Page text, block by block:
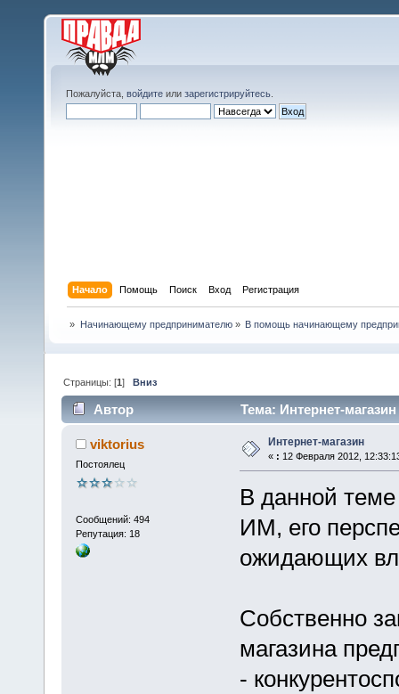
Пожалуйста, войдите или зарегистрируйтесь
Начало Помощь Поиск Вход Регистрация
» Начинающему предпринимателю» В помощь начинающему
Страницы: [1]Вниз
Автор Тема: Интернет-
viktorius
Постоялец
Сообщений: 494
Репутация: 18
Интернет-магазин
« : 12 Февраля 2012,
В данной
ИМ, его
ожидающих
Собственно
магазина
-